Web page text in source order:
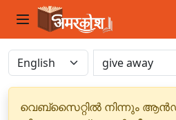
വെബ്‌സൈറ്റിൽ നിന്നും